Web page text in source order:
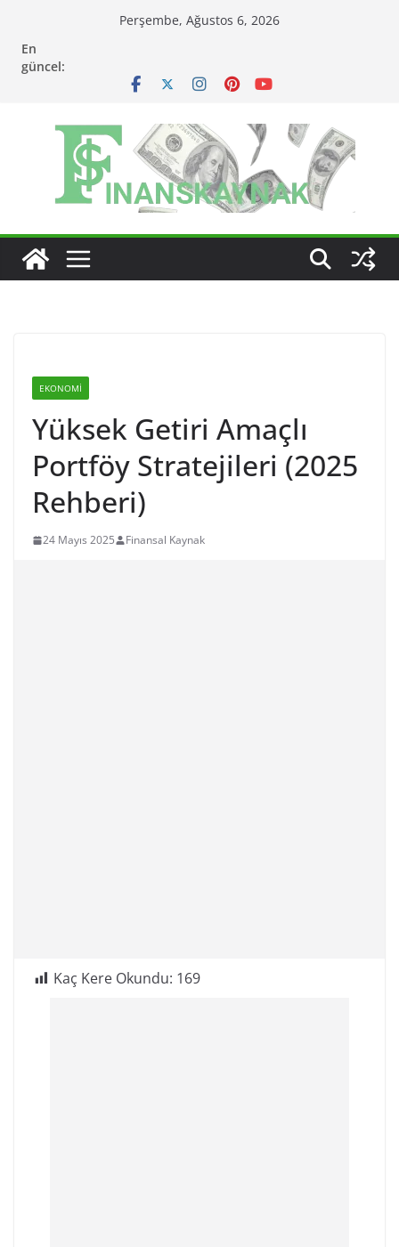
content
Perşembe, Ağustos 6, 2026
En
güncel:
EKONOMI
Yüksek Getiri Amaçlı
Portföy Stratejileri (2025
Rehberi)
24 Mayıs 2025 Finansal Kaynak
Kaç Kere Okundu: 169